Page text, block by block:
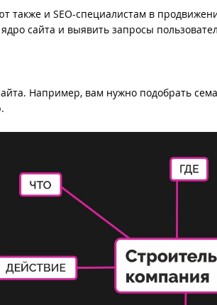
также и SEO-специалистам в
сайта и выявить запросы
Например, вам нужно подобрать